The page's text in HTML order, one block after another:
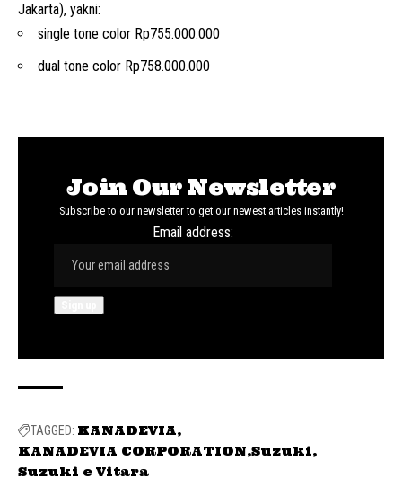
Jakarta), yakni:
single tone color Rp755.000.000
dual tone color Rp758.000.000
Join Our Newsletter
Subscribe to our newsletter to get our newest articles instantly!
Email address:
TAGGED: KANADEVIA
KANADEVIA CORPORATION Suzuki
Suzuki e Vitara